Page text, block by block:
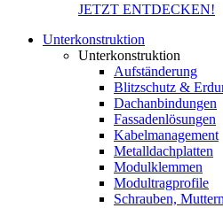
JETZT ENTDECKEN!
Unterkonstruktion
Unterkonstruktion
Aufständerung
Blitzschutz &
Dachanbindungen
Fassadenlösungen
Kabelmanagement
Metalldachplatten
Modulklemmen
Modultragprofile
Schrauben,